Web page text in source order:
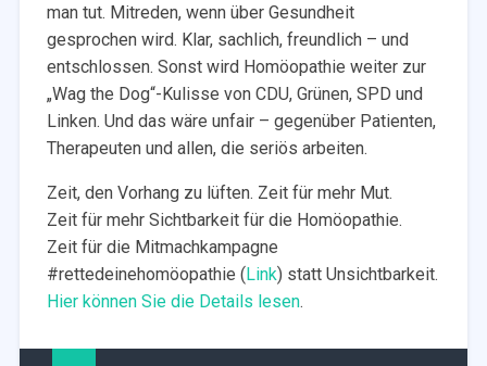
man tut. Mitreden, wenn über Gesundheit
gesprochen wird. Klar, sachlich, freundlich – und
entschlossen. Sonst wird Homöopathie weiter zur
„Wag the Dog“-Kulisse von CDU, Grünen, SPD und
Linken. Und das wäre unfair – gegenüber Patienten,
Therapeuten und allen, die seriös arbeiten.
Zeit, den Vorhang zu lüften. Zeit für mehr Mut.
Zeit für mehr Sichtbarkeit für die Homöopathie.
Zeit für die Mitmachkampagne
#rettedeinehomöopathie (Link) statt Unsichtbarkeit.
Hier können Sie die Details lesen.